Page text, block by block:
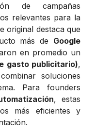
de campañas
relevantes para la
original destaca que
más de Google
en promedio un
gasto publicitario),
soluciones
Para founders
, estas
más eficientes y